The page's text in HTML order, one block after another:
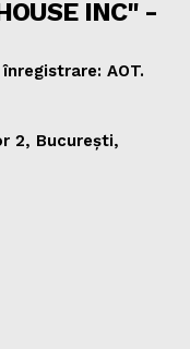
INC" -
AOT.
2, București,